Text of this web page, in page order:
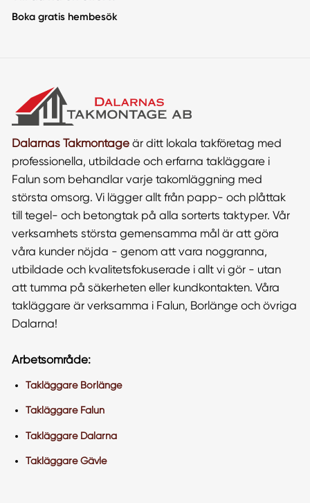
Boka gratis hembesök
Dalarnas Takmontageär ditt lokala takföretag med
professionella, utbildade och erfarna takläggare i
Falun som behandlar varje takomläggning med
största omsorg. Vi lägger allt från papp- och plåttak
till tegel- och betongtak på alla sorterts taktyper. Vår
verksamhets största gemensamma mål är att göra
våra kunder nöjda - genom att vara noggranna,
utbildade och kvalitetsfokuserade i allt vi gör - utan
att tumma på säkerheten eller kundkontakten. Våra
takläggare är verksamma i Falun, Borlänge och övriga
Dalarna!
Arbetsområde:
Takläggare Borlänge
Takläggare Falun
Takläggare Dalarna
Takläggare Gävle